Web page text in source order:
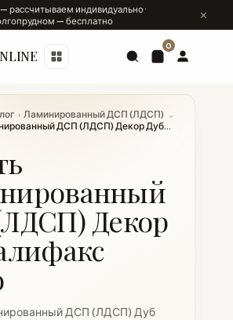
рассчитываем индивидуально ·
— бесплатно
0
› Ламинированный ДСП (ЛДСП) ⌄
ДСП (ЛДСП) Декор Дуб...
Декор
ДСП (ЛДСП) Дуб